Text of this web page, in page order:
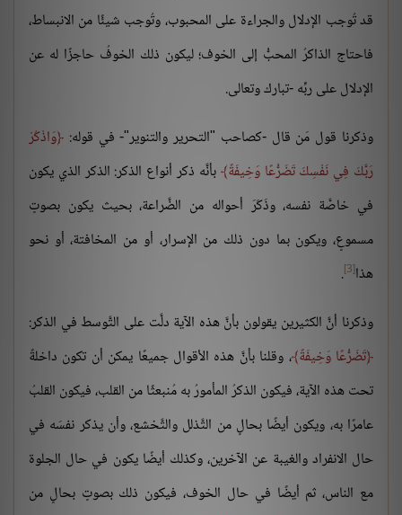
قد تُوجب الإدلال والجراءة على المحبوب، وتُوجب شيئًا من الانبساط،
فاحتاج الذاكرُ المحبُّ إلى الخوف؛ ليكون ذلك الخوفُ حاجزًا له عن
الإدلال على ربِّه -تبارك وتعالى.
وذكرنا قول مَن قال -كصاحب "التحرير والتنوير"- في قوله: وَاذْكُرْ
رَبَّكَ فِي نَفْسِكَ تَضَرُّعًا وَخِيفَةً بأنَّه ذكر أنواع الذكر: الذكر الذي يكون
في خاصَّة نفسه، وذَكَرَ أحواله من الضَّراعة، بحيث يكون بصوتٍ
مسموعٍ، ويكون بما دون ذلك من الإسرار، أو من المخافتة، أو نحو
هذا[3]
.
وذكرنا أنَّ الكثيرين يقولون بأنَّ هذه الآية دلَّت على التَّوسط في الذكر:
تَضَرُّعًا وَخِيفَةً ، وقلنا بأنَّ هذه الأقوال جميعًا يمكن أن تكون داخلةً
تحت هذه الآية، فيكون الذكرُ المأمورُ به مُنبعثًا من القلب، فيكون القلبُ
عامرًا به، ويكون أيضًا بحالٍ من التَّذلل والتَّخشع، وأن يذكر نفسَه في
حال الانفراد والغيبة عن الآخرين، وكذلك أيضًا يكون في حال الجلوة
مع الناس، ثم أيضًا في حال الخوف، فيكون ذلك بصوتٍ بحالٍ من